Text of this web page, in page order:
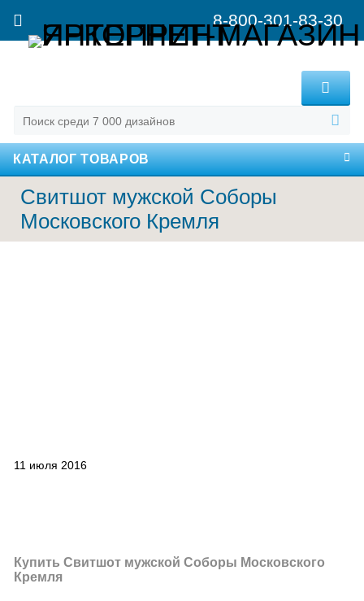
8-800-301-83-30
КАТАЛОГ ТОВАРОВ
Свитшот мужской Соборы
Московского Кремля
11 июля 2016
Купить Свитшот мужской Соборы Московского
Кремля